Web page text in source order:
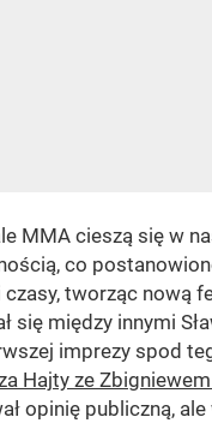
MMA cieszą się w
co
tworząc nową
się między innymi
imprezy spod
Hajty ze
opinię publiczną, ale